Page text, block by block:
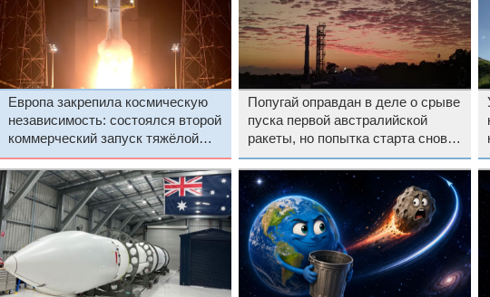
Европа закрепила космическую
независимость: состоялся второй
коммерческий запуск тяжёлой
ракеты Ariane 6
Попугай оправдан в деле о срыве
пуска первой австралийской
ракеты, но попытка старта снова
отложена